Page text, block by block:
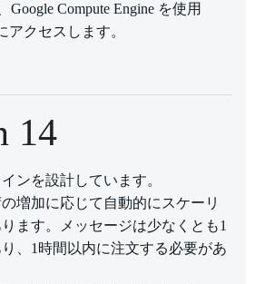
Google Compute Engine を使用
アクセスします。
14
ンを設計しています。
増加に応じて自動的にスケーリ
ます。メッセージは少なくとも1
、1時間以内に注文する必要があ